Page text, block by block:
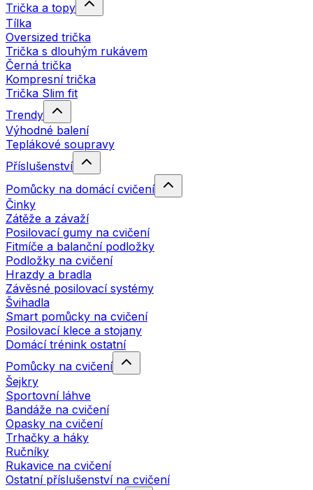
Trička a topy
Tílka
Oversized trička
Trička s dlouhým rukávem
Černá trička
Kompresní trička
Trička Slim fit
Trendy
Výhodné balení
Teplákové soupravy
Příslušenství
Pomůcky na domácí cvičení
Činky
Zátěže a závaží
Posilovací gumy na cvičení
Fitmíče a balanční podložky
Podložky na cvičení
Hrazdy a bradla
Závěsné posilovací systémy
Švihadla
Smart pomůcky na cvičení
Posilovací klece a stojany
Domácí trénink ostatní
Pomůcky na cvičení
Šejkry
Sportovní láhve
Bandáže na cvičení
Opasky na cvičení
Trhačky a háky
Ručníky
Rukavice na cvičení
Ostatní příslušenství na cvičení